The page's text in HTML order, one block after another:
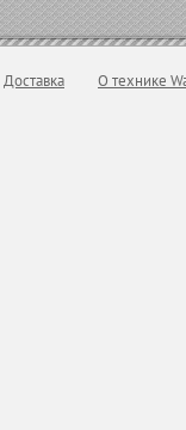
Доставка О технике